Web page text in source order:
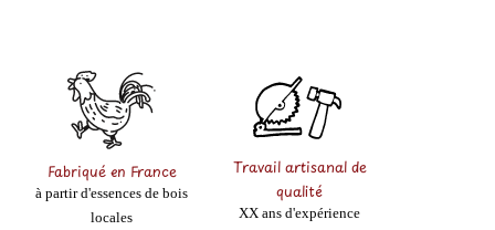
Fabriqué en France
à partir d'essences de bois
locales
Travail artisanal de
qualité
XX ans d'expérience